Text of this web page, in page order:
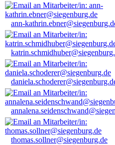
ann-
thomas.sollner@siegenburg.de